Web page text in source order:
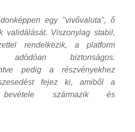
egy "vivővaluta", ő
validálását. Viszonylag stabil,
rendelkezik, a platform
adódóan biztonságos.
pedig a részvényekhez
fejez ki, amiből a
bevétele származik és